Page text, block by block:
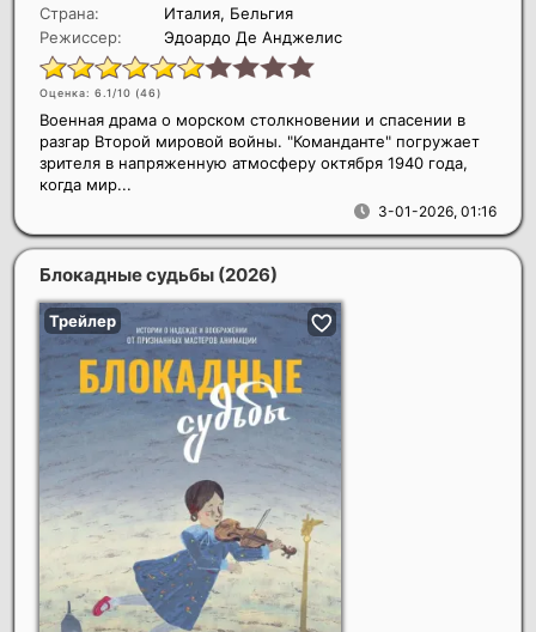
Страна:
Италия, Бельгия
Режиссер:
Эдоардо Де Анджелис
Оценка: 6.1/10 (46)
3-01-2026, 01:16
Военная драма о морском столкновении и спасении в
разгар Второй мировой войны. "Команданте" погружает
зрителя в напряженную атмосферу октября 1940 года,
когда мир...
Блокадные судьбы (2026)